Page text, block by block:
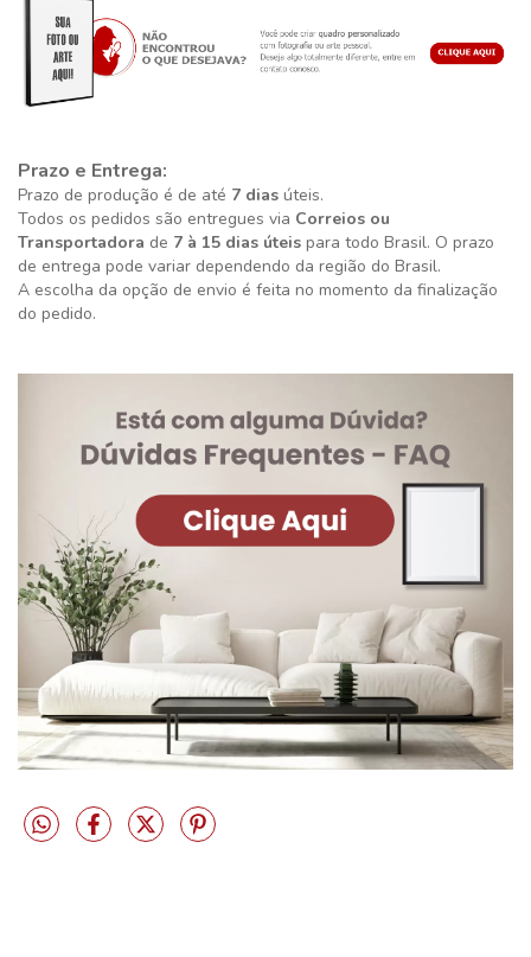
Prazo e Entrega:
Prazo de produção é de até 7 dias úteis.
Todos os pedidos são entregues via Correios ou
Transportadora de 7 à 15 dias úteis para todo Brasil. O prazo
de entrega pode variar dependendo da região do Brasil.
A escolha da opção de envio é feita no momento da finalização
do pedido.